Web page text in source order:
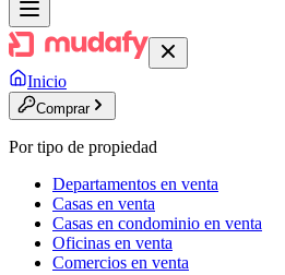
Inicio
Comprar
Por tipo de propiedad
Departamentos en venta
Casas en venta
Casas en condominio en venta
Oficinas en venta
Comercios en venta